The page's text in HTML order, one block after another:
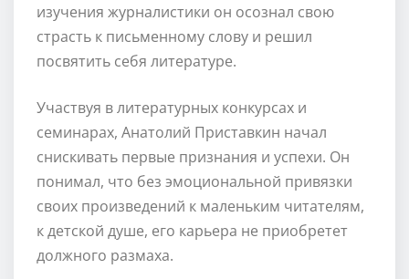
изучения журналистики он осознал свою
страсть к письменному слову и решил
посвятить себя литературе.
Участвуя в литературных конкурсах и
семинарах, Анатолий Приставкин начал
снискивать первые признания и успехи. Он
понимал, что без эмоциональной привязки
своих произведений к маленьким читателям,
к детской душе, его карьера не приобретет
должного размаха.